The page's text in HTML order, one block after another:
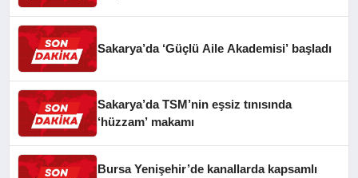
Sakarya’da ‘Güçlü Aile Akademisi’ başladı
Sakarya’da TSM’nin eşsiz tınısında
‘hüzzam’ makamı
Bursa Yenişehir’de kanallarda kapsamlı